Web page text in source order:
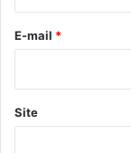
*
E-mail *
Site